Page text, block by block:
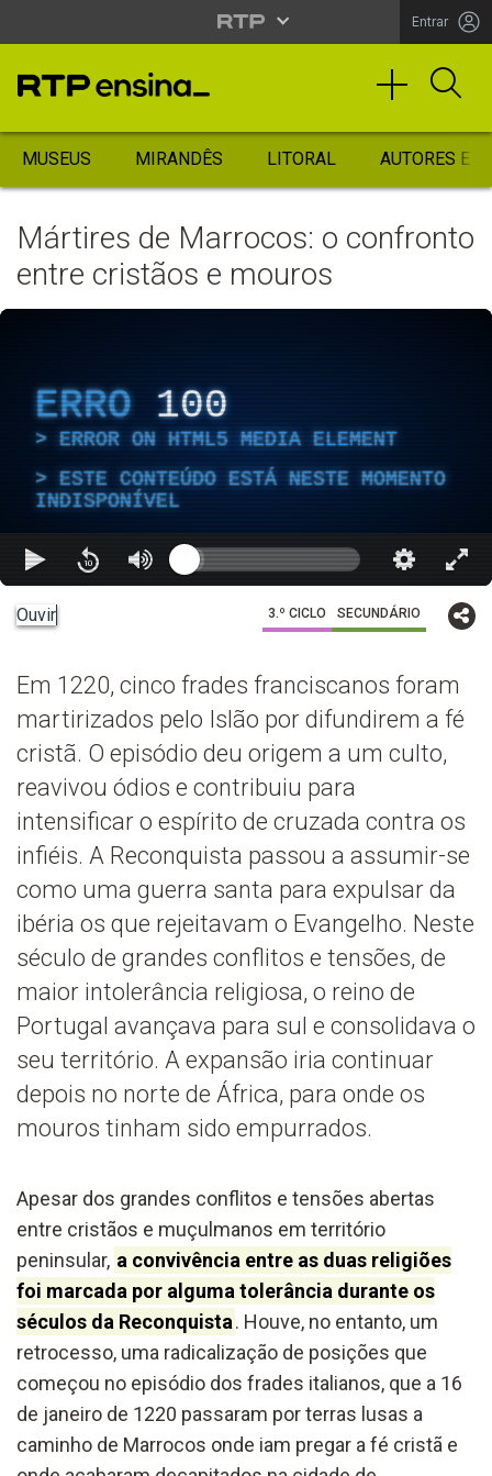
Entrar
MUSEUS MIRANDÊS LITORAL AUTORES
Mártires de Marrocos: o confronto
entre cristãos e mouros
ERRO 100
ERROR ON HTML5 MEDIA ELEMENT
ESTE CONTEÚDO ESTÁ NESTE MOMENTO
INDISPONÍVEL
Ouvir 3.º CICLO SECUNDÁRIO
Em 1220, cinco frades franciscanos foram
martirizados pelo Islão por difundirem a fé
cristã. O episódio deu origem a um culto,
reavivou ódios e contribuiu para
intensificar o espírito de cruzada contra os
infiéis. A Reconquista passou a assumir-se
como uma guerra santa para expulsar da
ibéria os que rejeitavam o Evangelho. Neste
século de grandes conflitos e tensões, de
maior intolerância religiosa, o reino de
Portugal avançava para sul e consolidava o
seu território. A expansão iria continuar
depois no norte de África, para onde os
mouros tinham sido empurrados.
Apesar dos grandes conflitos e tensões abertas
entre cristãos e muçulmanos em território
peninsular, a convivência entre as duas religiões
foi marcada por alguma tolerância durante os
séculos da Reconquista. Houve, no entanto, um
retrocesso, uma radicalização de posições que
começou no episódio dos frades italianos, que a 16
de janeiro de 1220 passaram por terras lusas a
caminho de Marrocos onde iam pregar a fé cristã e